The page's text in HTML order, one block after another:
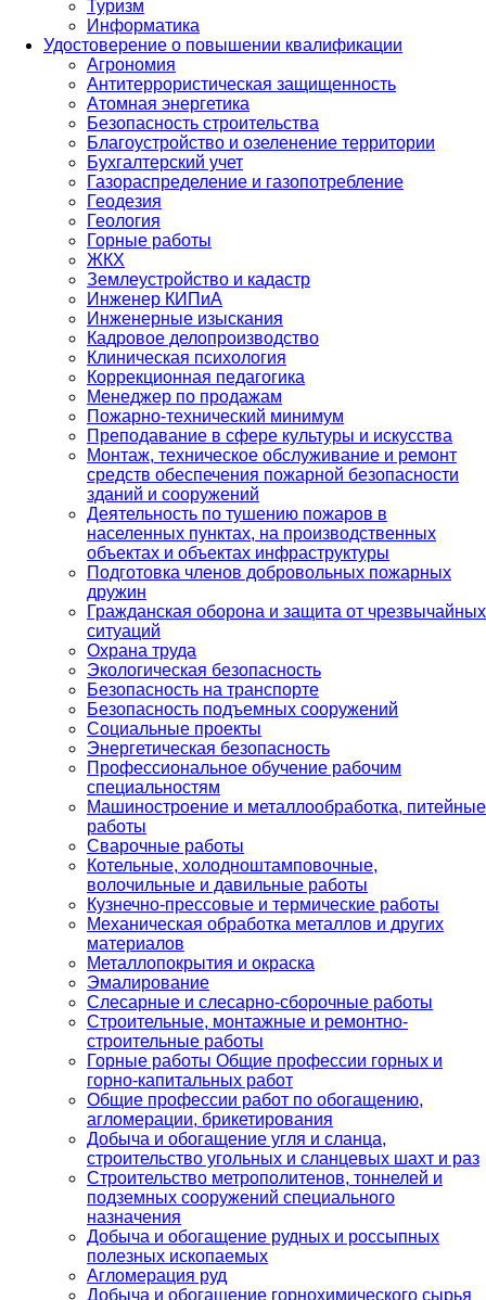
Туризм
Информатика
Удостоверение о повышении квалификации
Агрономия
Антитеррористическая защищенность
Атомная энергетика
Безопасность строительства
Благоустройство и озеленение территории
Бухгалтерский учет
Газораспределение и газопотребление
Геодезия
Геология
Горные работы
ЖКХ
Землеустройство и кадастр
Инженер КИПиА
Инженерные изыскания
Кадровое делопроизводство
Клиническая психология
Коррекционная педагогика
Менеджер по продажам
Пожарно-технический минимум
Преподавание в сфере культуры и искусства
Монтаж, техническое обслуживание и ремонт
средств обеспечения пожарной безопасности
зданий и сооружений
Деятельность по тушению пожаров в
населенных пунктах, на производственных
объектах и объектах инфраструктуры
Подготовка членов добровольных пожарных
дружин
Гражданская оборона и защита от чрезвычайных
ситуаций
Охрана труда
Экологическая безопасность
Безопасность на транспорте
Безопасность подъемных сооружений
Социальные проекты
Энергетическая безопасность
Профессиональное обучение рабочим
специальностям
Машиностроение и металлообработка, питейные
работы
Сварочные работы
Котельные, холодноштамповочные,
волочильные и давильные работы
Кузнечно-прессовые и термические работы
Механическая обработка металлов и других
материалов
Металлопокрытия и окраска
Эмалирование
Слесарные и слесарно-сборочные работы
Строительные, монтажные и ремонтно-
строительные работы
Горные работы Общие профессии горных и
горно-капитальных работ
Общие профессии работ по обогащению,
агломерации, брикетирования
Добыча и обогащение угля и сланца,
строительство угольных и сланцевых шахт и раз
Строительство метрополитенов, тоннелей и
подземных сооружений специального
назначения
Добыча и обогащение рудных и россыпных
полезных ископаемых
Агломерация руд
Добыча и обогащение горнохимического сырья